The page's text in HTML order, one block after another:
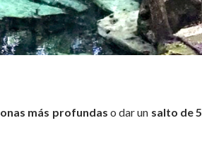
más profundas o dar un salto de 5